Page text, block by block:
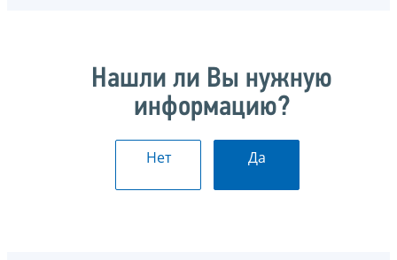
Нашли ли Вы нужную
информацию?
Нет Да